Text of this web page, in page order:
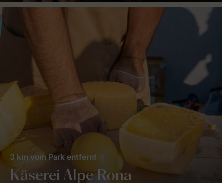
Käserei Alpe Rona
3 km vom Park entfernt